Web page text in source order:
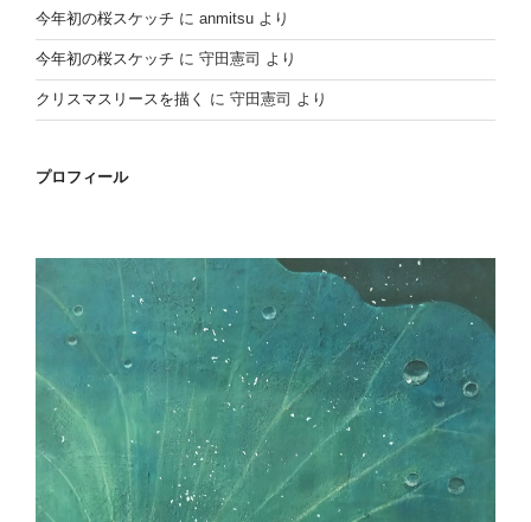
今年初の桜スケッチ に anmitsu より
今年初の桜スケッチ に 守田憲司 より
クリスマスリースを描く に 守田憲司 より
プロフィール